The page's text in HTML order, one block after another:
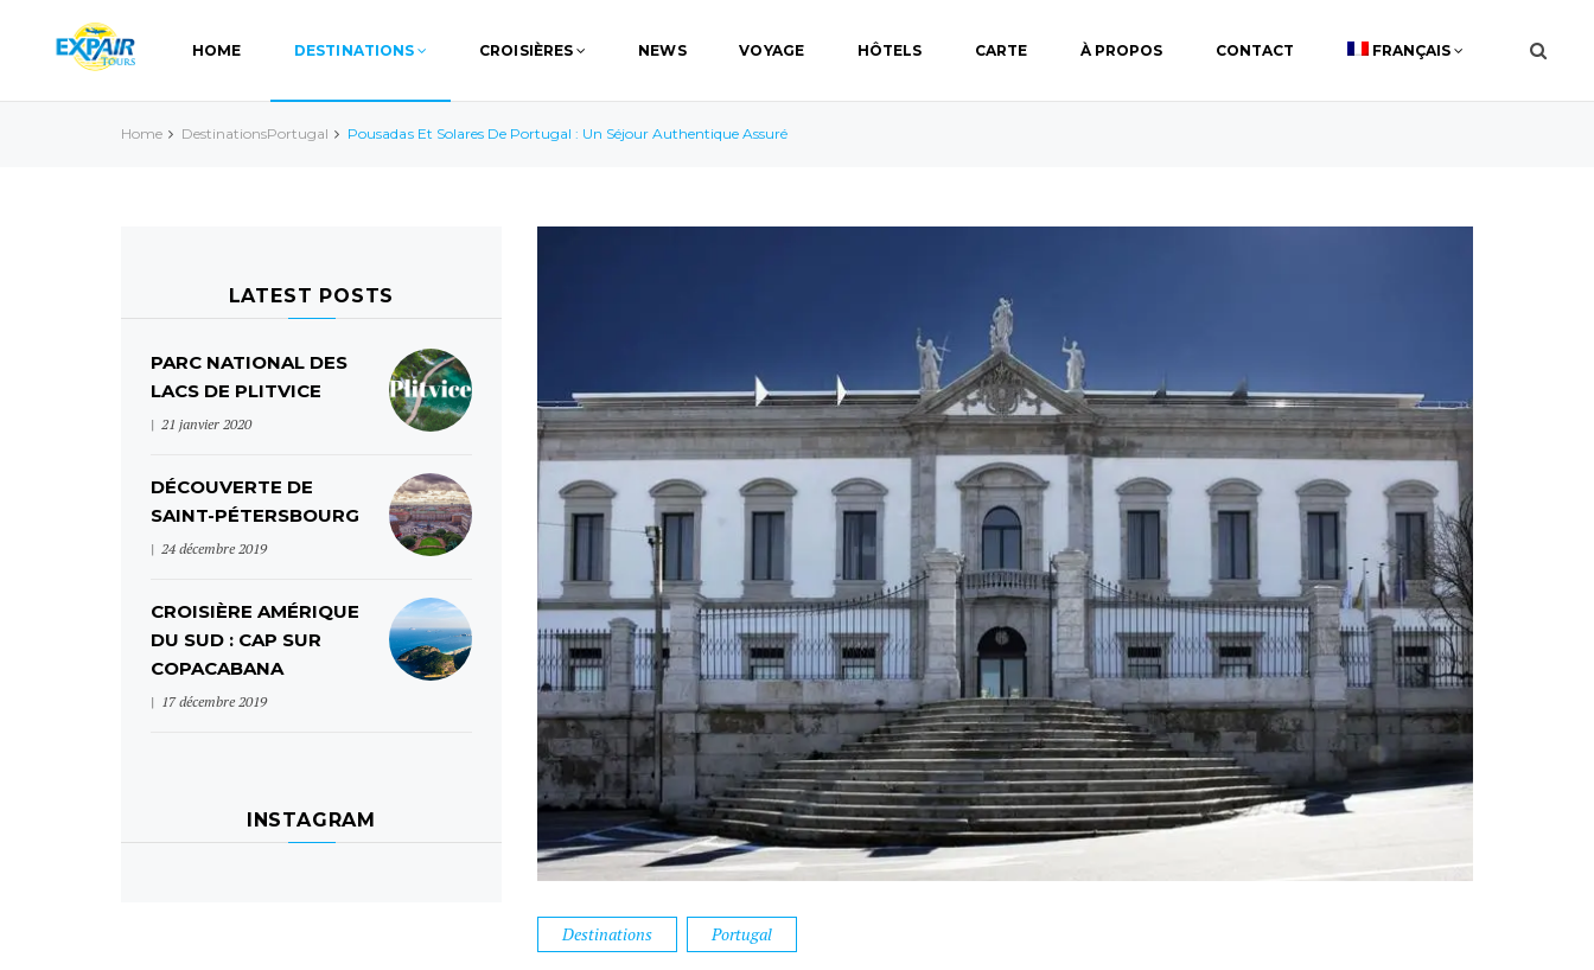
HOME DESTINATIONS CROISIÈRES NEWS VOYAGE HÔTELS CARTE À PROPOS CONTACT FRANÇAIS
Home DestinationsPortugal Pousadas Et Solares De Portugal : Un Séjour Authentique Assuré
Destinations Portugal
LATEST POSTS
PARC NATIONAL DES
LACS DE PLITVICE
21 janvier 2020
DÉCOUVERTE DE
SAINT-PÉTERSBOURG
24 décembre 2019
CROISIÈRE AMÉRIQUE
DU SUD : CAP SUR
COPACABANA
17 décembre 2019
INSTAGRAM